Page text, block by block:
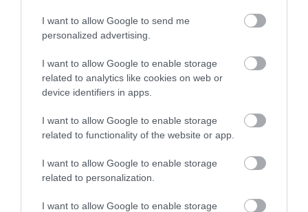
I want to allow Google to send me
personalized advertising.
I want to allow Google to enable storage
related to analytics like cookies on web or
device identifiers in apps.
I want to allow Google to enable storage
related to functionality of the website or app.
I want to allow Google to enable storage
related to personalization.
I want to allow Google to enable storage
MINDHÁROM ÜTEMBEN DOLGOZNAK A 25-
ÖS FŐÚTON EGERBEN